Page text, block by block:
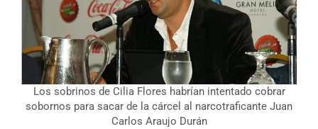
Los sobrinos de Cilia Flores habrían intentado cobrar
sobornos para sacar de la cárcel al narcotraficante Juan
Carlos Araujo Durán